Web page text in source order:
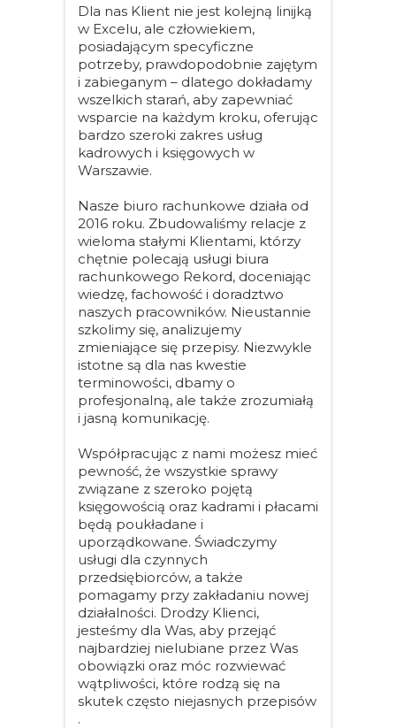
Dla nas Klient nie jest kolejną linijką
w Excelu, ale człowiekiem,
posiadającym specyficzne
potrzeby, prawdopodobnie zajętym
i zabieganym – dlatego dokładamy
wszelkich starań, aby zapewniać
wsparcie na każdym kroku, oferując
bardzo szeroki zakres usług
kadrowych i księgowych w
Warszawie.
Nasze biuro rachunkowe działa od
2016 roku. Zbudowaliśmy relacje z
wieloma stałymi Klientami, którzy
chętnie polecają usługi biura
rachunkowego Rekord, doceniając
wiedzę, fachowość i doradztwo
naszych pracowników. Nieustannie
szkolimy się, analizujemy
zmieniające się przepisy. Niezwykle
istotne są dla nas kwestie
terminowości, dbamy o
profesjonalną, ale także zrozumiałą
i jasną komunikację.
Współpracując z nami możesz mieć
pewność, że wszystkie sprawy
związane z szeroko pojętą
księgowością oraz kadrami i płacami
będą poukładane i
uporządkowane. Świadczymy
usługi dla czynnych
przedsiębiorców, a także
pomagamy przy zakładaniu nowej
działalności. Drodzy Klienci,
jesteśmy dla Was, aby przejąć
najbardziej nielubiane przez Was
obowiązki oraz móc rozwiewać
wątpliwości, które rodzą się na
skutek często niejasnych przepisów
.